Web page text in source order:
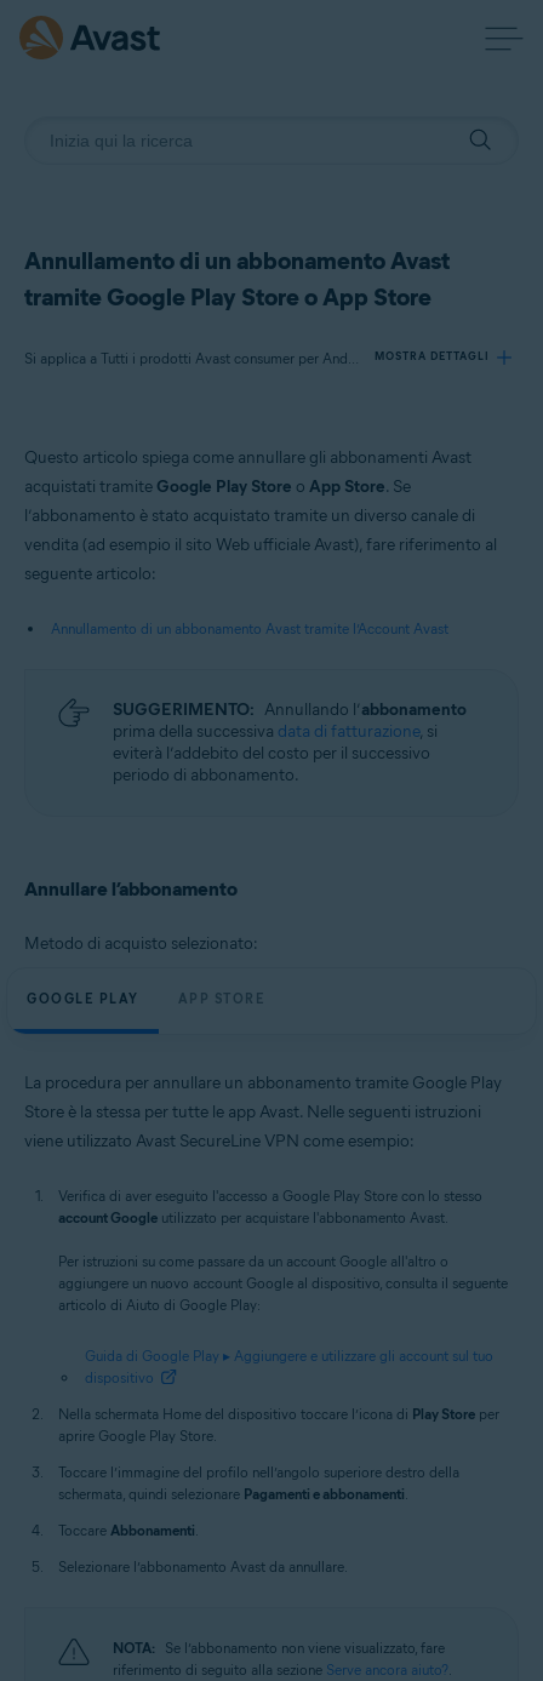
Annullamento di un abbonamento Avast
tramite Google Play Store o App Store
Si applica a Tutti i prodotti Avast consumer per Android e iOS a pagamento MOSTRA DETTAGLI
Prodotti:
Tutti i prodotti Avast consumer per Android e iOS a pagamento
Android e iOS
Questo articolo spiega come annullare gli abbonamenti Avast
acquistati tramite Google Play Store o App Store. Se
l’abbonamento è stato acquistato tramite un diverso canale di
vendita (ad esempio il sito Web ufficiale Avast), fare riferimento al
seguente articolo:
Annullamento di un abbonamento Avast tramite l’Account Avast
SUGGERIMENTO: Annullando l’abbonamento
prima della successiva data di fatturazione, si
eviterà l’addebito del costo per il successivo
periodo di abbonamento.
Annullare l’abbonamento
Metodo di acquisto selezionato:
GOOGLE PLAY APP STORE
La procedura per annullare un abbonamento tramite Google Play
Store è la stessa per tutte le app Avast. Nelle seguenti istruzioni
viene utilizzato Avast SecureLine VPN come esempio:
Verifica di aver eseguito l'accesso a Google Play Store con lo stesso
account Google utilizzato per acquistare l'abbonamento Avast.
Per istruzioni su come passare da un account Google all'altro o
aggiungere un nuovo account Google al dispositivo, consulta il seguente
articolo di Aiuto di Google Play:
Guida di Google Play ▸ Aggiungere e utilizzare gli account sul tuo
dispositivo
Nella schermata Home del dispositivo toccare l’icona di Play Store per
aprire Google Play Store.
Toccare l’immagine del profilo nell’angolo superiore destro della
schermata, quindi selezionare Pagamenti e abbonamenti.
Toccare Abbonamenti.
Selezionare l’abbonamento Avast da annullare.
NOTA:
Se l’abbonamento non viene visualizzato, fare
riferimento di seguito alla sezione Serve ancora aiuto?.